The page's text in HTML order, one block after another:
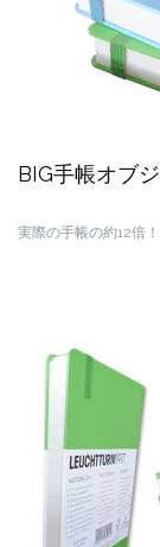
BIG手帳オブ
実際の手帳の約12倍！